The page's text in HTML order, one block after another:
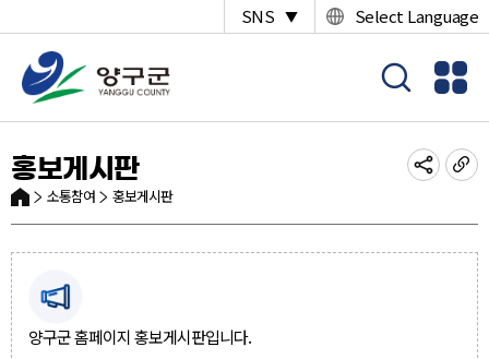
SNS ▼ Select Language
홍보게시판
소통참여 홍보게시판
양구군 홈페이지 홍보게시판입니다.